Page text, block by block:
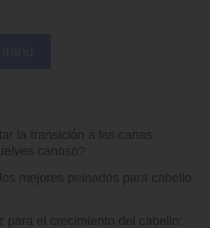
la transición a las canas
canoso?
mejores peinados para cabello
para el crecimiento del cabello: